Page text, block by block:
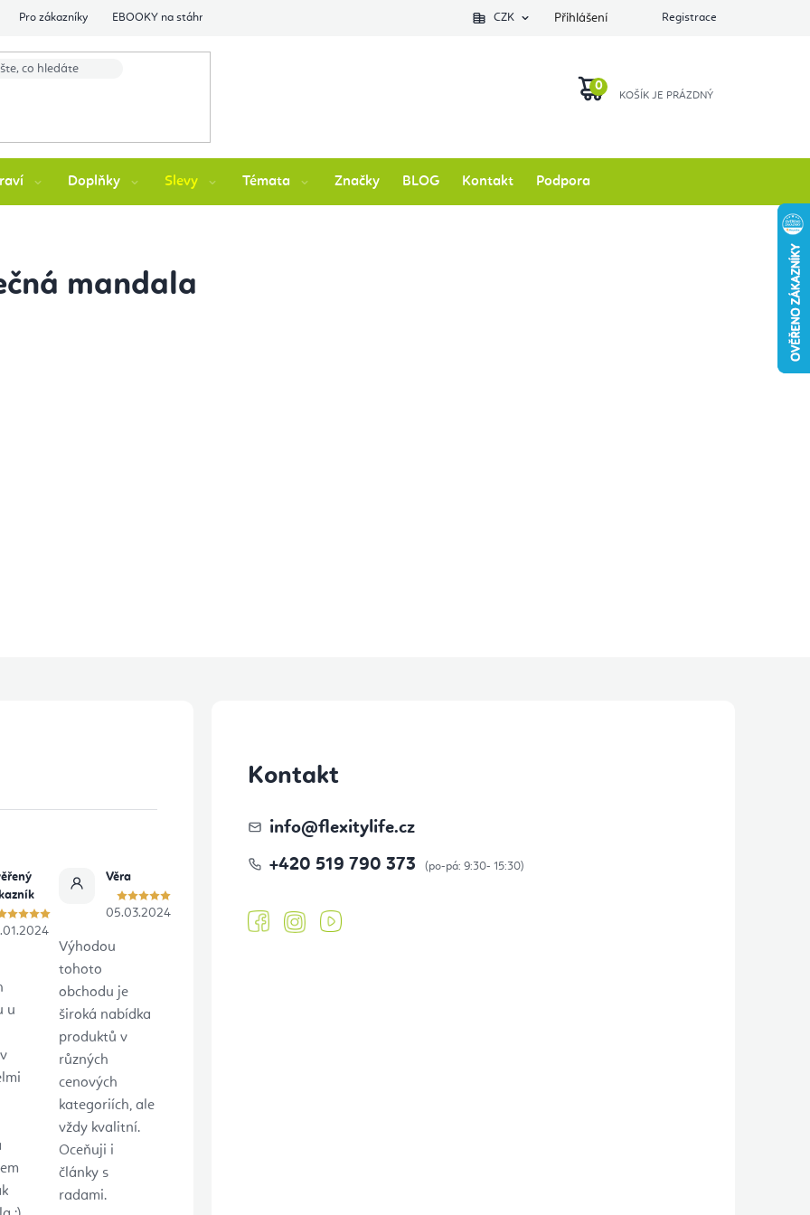
Pro zákazníky EBOOKY na stáhnutí Podlozkynajogu.cz Zkontrolovat stav objednávky O nás
CZK Přihlášení Registrace
KOŠÍK
Doplňky Slevy Témata Značky BLOG Kontakt Podpora
mandala
u
Věra
05.03.2024
Výhodou
tohoto
obchodu je
široká nabídka
produktů v
různých
cenových
kategoriích, ale
vždy kvalitní.
Oceňuji i
články s
radami.
Kontakt
info@flexitylife.cz
+420 519 790 373